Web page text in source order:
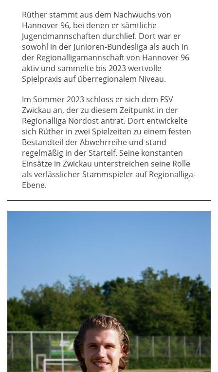
Rüther stammt aus dem Nachwuchs von
Hannover 96, bei denen er sämtliche
Jugendmannschaften durchlief. Dort war er
sowohl in der Junioren-Bundesliga als auch in
der Regionalligamannschaft von Hannover 96
aktiv und sammelte bis 2023 wertvolle
Spielpraxis auf überregionalem Niveau.
Im Sommer 2023 schloss er sich dem FSV
Zwickau an, der zu diesem Zeitpunkt in der
Regionalliga Nordost antrat. Dort entwickelte
sich Rüther in zwei Spielzeiten zu einem festen
Bestandteil der Abwehrreihe und stand
regelmäßig in der Startelf. Seine konstanten
Einsätze in Zwickau unterstreichen seine Rolle
als verlässlicher Stammspieler auf Regionalliga-
Ebene.